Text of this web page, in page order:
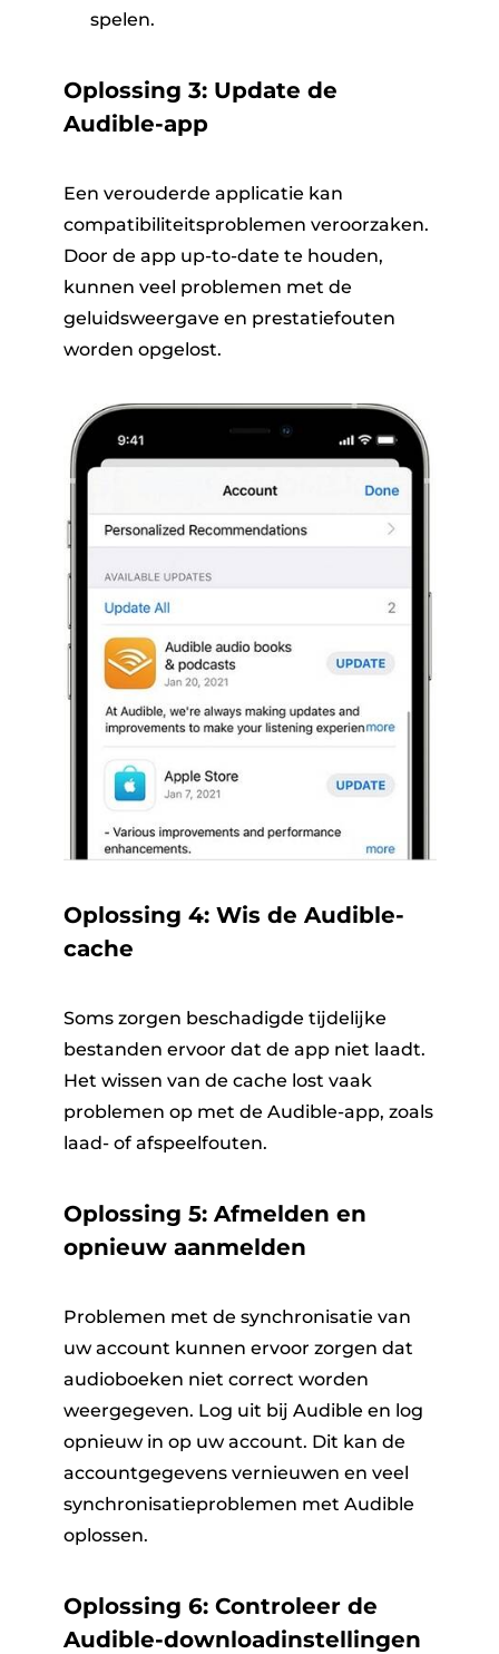
spelen.
Oplossing 3: Update de
Audible-app
Een verouderde applicatie kan
compatibiliteitsproblemen veroorzaken.
Door de app up-to-date te houden,
kunnen veel problemen met de
geluidsweergave en prestatiefouten
worden opgelost.
Oplossing 4: Wis de Audible-
cache
Soms zorgen beschadigde tijdelijke
bestanden ervoor dat de app niet laadt.
Het wissen van de cache lost vaak
problemen op met de Audible-app, zoals
laad- of afspeelfouten.
Oplossing 5: Afmelden en
opnieuw aanmelden
Problemen met de synchronisatie van
uw account kunnen ervoor zorgen dat
audioboeken niet correct worden
weergegeven. Log uit bij Audible en log
opnieuw in op uw account. Dit kan de
accountgegevens vernieuwen en veel
synchronisatieproblemen met Audible
oplossen.
Oplossing 6: Controleer de
Audible-downloadinstellingen